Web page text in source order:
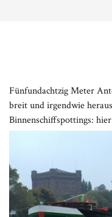
Fünfundachtzig Meter
breit und irgendwie
Binnenschiffspottings: